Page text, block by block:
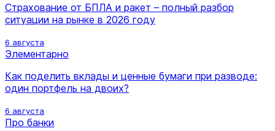
Страхование от БПЛА и ракет – полный разбор
ситуации на рынке в 2026 году
6 августа
Элементарно
Как поделить вклады и ценные бумаги при разводе:
один портфель на двоих?
6 августа
Про банки